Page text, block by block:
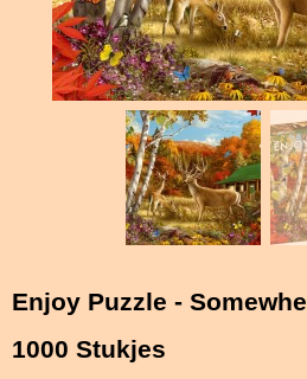
Enjoy Puzzle -
1000 Stukjes